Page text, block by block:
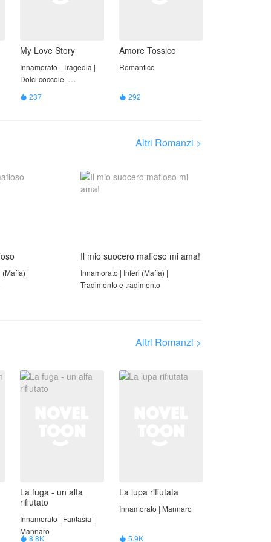
My Love Story
Innamorato | Tragedia |
Dolci coccole |
Romantico
 237
Amore Tossico
Romantico
 292
Altri Romanzi >
(Mafia) |
Il mio suocero mafioso mi ama!
Innamorato | Inferi (Mafia) |
Tradimento e tradimento
Altri Romanzi >
La fuga - un alfa
rifiutato
Innamorato | Fantasia |
Mannaro
 8.8K
La lupa rifiutata
Innamorato | Mannaro
 5.9K